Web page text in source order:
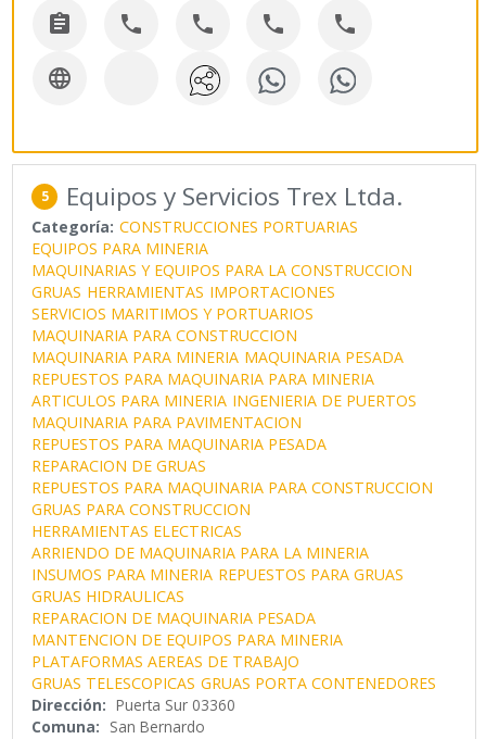
    

5 Equipos y Servicios Trex Ltda.
Categoría: CONSTRUCCIONES PORTUARIAS
EQUIPOS PARA MINERIA
MAQUINARIAS Y EQUIPOS PARA LA CONSTRUCCION
GRUAS HERRAMIENTAS IMPORTACIONES
SERVICIOS MARITIMOS Y PORTUARIOS
MAQUINARIA PARA CONSTRUCCION
MAQUINARIA PARA MINERIA MAQUINARIA PESADA
REPUESTOS PARA MAQUINARIA PARA MINERIA
ARTICULOS PARA MINERIA INGENIERIA DE PUERTOS
MAQUINARIA PARA PAVIMENTACION
REPUESTOS PARA MAQUINARIA PESADA
REPARACION DE GRUAS
REPUESTOS PARA MAQUINARIA PARA CONSTRUCCION
GRUAS PARA CONSTRUCCION
HERRAMIENTAS ELECTRICAS
ARRIENDO DE MAQUINARIA PARA LA MINERIA
INSUMOS PARA MINERIA REPUESTOS PARA GRUAS
GRUAS HIDRAULICAS
REPARACION DE MAQUINARIA PESADA
MANTENCION DE EQUIPOS PARA MINERIA
PLATAFORMAS AEREAS DE TRABAJO
GRUAS TELESCOPICAS GRUAS PORTA CONTENEDORES
Dirección: Puerta Sur 03360
Comuna: San Bernardo